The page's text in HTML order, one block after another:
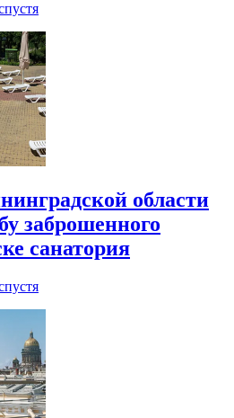
области
заброшенного
санатория